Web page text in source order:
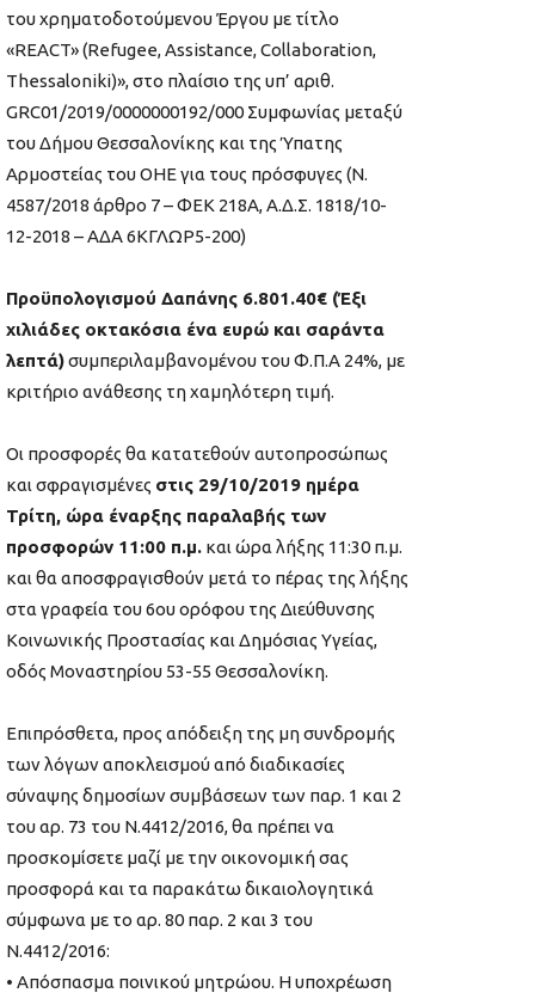
του χρηματοδοτούμενου Έργου με τίτλο
«REACT» (Refugee, Assistance, Collaboration,
Thessaloniki)», στο πλαίσιο της υπ’ αριθ.
GRC01/2019/0000000192/000 Συμφωνίας μεταξύ
του Δήμου Θεσσαλονίκης και της Ύπατης
Αρμοστείας του ΟΗΕ για τους πρόσφυγες (Ν.
4587/2018 άρθρο 7 – ΦΕΚ 218Α, Α.Δ.Σ. 1818/10-
12-2018 – ΑΔΑ 6ΚΓΛΩΡ5-200)
Προϋπολογισμού Δαπάνης 6.801.40€ (Έξι
χιλιάδες οκτακόσια ένα ευρώ και σαράντα
λεπτά)συμπεριλαμβανομένου του Φ.Π.Α 24%, με
κριτήριο ανάθεσης τη χαμηλότερη τιμή.
Οι προσφορές θα κατατεθούν αυτοπροσώπως
και σφραγισμένες στις 29/10/2019 ημέρα
Τρίτη, ώρα έναρξης παραλαβής των
προσφορών 11:00 π.μ. και ώρα λήξης 11:30 π.μ.
και θα αποσφραγισθούν μετά το πέρας της λήξης
στα γραφεία του 6ου ορόφου της Διεύθυνσης
Κοινωνικής Προστασίας και Δημόσιας Υγείας,
οδός Μοναστηρίου 53-55 Θεσσαλονίκη.
Επιπρόσθετα, προς απόδειξη της μη συνδρομής
των λόγων αποκλεισμού από διαδικασίες
σύναψης δημοσίων συμβάσεων των παρ. 1 και 2
του αρ. 73 του Ν.4412/2016, θα πρέπει να
προσκομίσετε μαζί με την οικονομική σας
προσφορά και τα παρακάτω δικαιολογητικά
σύμφωνα με το αρ. 80 παρ. 2 και 3 του
Ν.4412/2016:
• Απόσπασμα ποινικού μητρώου. Η υποχρέωση